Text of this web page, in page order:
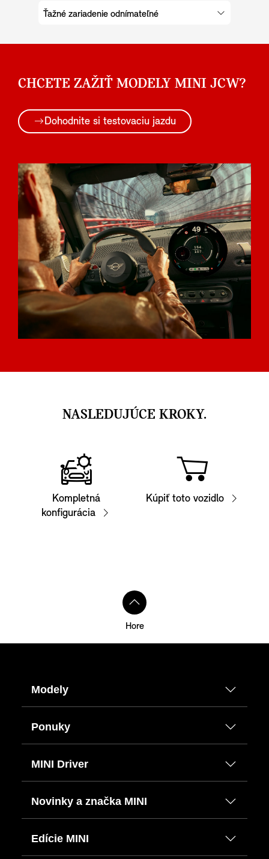
Ťažné zariadenie odnímateľné
CHCETE ZAŽIŤ MODELY MINI JCW?
Dohodnite si testovaciu jazdu
NASLEDUJÚCE KROKY.
Kompletná
konfigurácia
Kúpiť toto vozidlo
Hore
Modely
Ponuky
MINI Driver
Novinky a značka MINI
Edície MINI